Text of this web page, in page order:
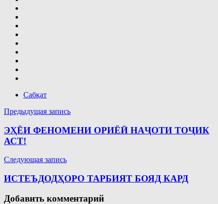
Сабқат
Навигация
по
записям
Предыдущая запись
ЭҲЁИ ФЕНОМЕНИ ОРИЁӢ НАҶОТИ ТОҶИК
АСТ!
Следующая запись
ИСТЕЪДОДҲОРО ТАРБИЯТ БОЯД КАРД
Добавить комментарий